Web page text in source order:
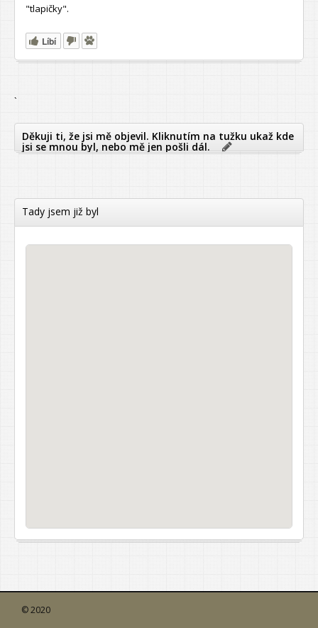
"tlapičky".
Líbí
`
Děkuji ti, že jsi mě objevil. Kliknutím na tužku ukaž kde
jsi se mnou byl, nebo mě jen pošli dál.
Tady jsem již byl
© 2020